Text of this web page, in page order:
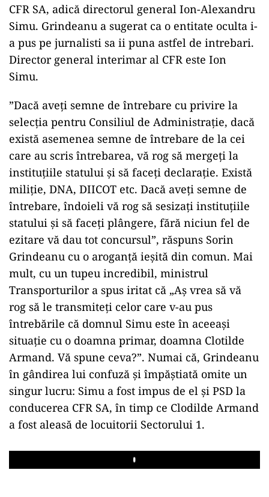
CFR SA, adică directorul general Ion-Alexandru
Simu. Grindeanu a sugerat ca o entitate oculta i-
a pus pe jurnalisti sa ii puna astfel de intrebari.
Director general interimar al CFR este Ion
Simu.
”Dacă aveți semne de întrebare cu privire la
selecția pentru Consiliul de Administrație, dacă
există asemenea semne de întrebare de la cei
care au scris întrebarea, vă rog să mergeți la
instituțiile statului și să faceți declarație. Există
miliție, DNA, DIICOT etc. Dacă aveți semne de
întrebare, îndoieli vă rog să sesizați instituțiile
statului și să faceți plângere, fără niciun fel de
ezitare vă dau tot concursul”, răspuns Sorin
Grindeanu cu o aroganță ieșită din comun. Mai
mult, cu un tupeu incredibil, ministrul
Transporturilor a spus iritat că „Aș vrea să vă
rog să le transmiteți celor care v-au pus
întrebările că domnul Simu este în aceeași
situație cu o doamna primar, doamna Clotilde
Armand. Vă spune ceva?”. Numai că, Grindeanu
în gândirea lui confuză și împăștiată omite un
singur lucru: Simu a fost impus de el și PSD la
conducerea CFR SA, în timp ce Clodilde Armand
a fost aleasă de locuitorii Sectorului 1.
Play